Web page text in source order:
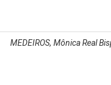
MEDEIROS, Mônica Real